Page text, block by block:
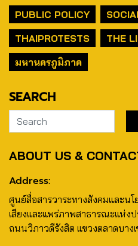
PUBLIC POLICY
THAIPROTESTS
THE
มหานครภูมิภาค
SEARCH
ABOUT US &
Address:
ศูนย์สื่อสารวาระทางสังคมและน
เสียงและแพร่ภาพสาธารณะแห่ง
ถนนวิภาวดีรังสิต แขวงตลาดบางเ